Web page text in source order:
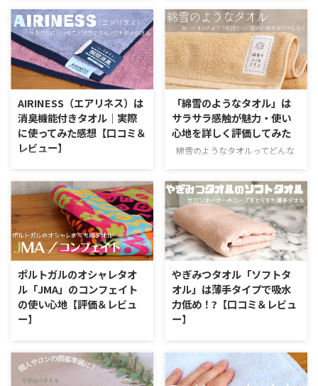
のタオルの特徴 ※タオル特徴ア
イコンの説明をご覧になる方はコ
チラ OLSIAの無染色・オーガニッ
クタオルについて タオルブラン
ドとして人気上昇中のOLSIA。オ
ーガニックコットンのタオルを中
心として取り扱うブランドで、さ
わり心地なめらかなものが多いの
が特徴です。 そんな人気タオル
ブランドから、待望の「オーガニ
ックコットン」と「生成り」とい
わうことができるタオルが販売さ
れています。 これまでオーガニ
ックのタ ...
ヒポポタマスってどんなタオル？
このタオルの特徴 ※タオル特徴
アイコンの説明をご覧になる方は
コチラ ヒポポタマスはついに15
周年を迎えました 今や人気のあ
るタオルブランド「ヒポポタマ
オレンジ色のカバのブランドロゴ
を見たことがあるのではないでし
ょうか。hippopotamus（ヒポポ
タマス）というブランド名は、英
タオルが特徴的です。 このタオ
ルブランド、2007年に東京でス
タートしたのですが今年2023年
は15周年目となります。 オーガ
ニックコット ...
AIRINESS（エアリネス）は
消臭機能付きタオル｜実際
に使ってみた感想【口コミ＆
レビュー】
なタオル？ このタオルの特徴 ※
タオル特徴アイコンの説明をご覧
になる方はコチラ AIRINESSと
は？ AIRINESS（エアリネス）と
いうタオルは、コットン100％で
ありながら消臭機能をもった糸を
使って織られたものです。 この糸
によって汗のにおいを瞬間的に消
臭できるということで、スポーツ
やアウトドアで活躍するタオルに
なります。 消臭効果は半永久的
いタオル。今回初めて入手したの
で、タオルとしての使い心地をみ
ていきましょう。 ...
「綿雪のようなタオル」は
サラサラ感触が魅力・使い
心地を詳しく評価してみた
綿雪のようなタオルってどんな
オル特徴アイコンの説明をご覧に
なる方はコチラ 綿雪のようなタ
オルとは？ 綿雪のようなタオル
は、さわり心地なめらかな無撚糸
タオル。毛羽落ちを表す数値であ
る毛羽脱落率が0.04％と通常の無
撚糸タオルの0.2％。従来の無撚
糸タオルと比較して5分の1に抑
えられた、耐久性を上げられたタ
オルになります。 明るく穏やか
な色合いに優しいさわり心地、可
は綿雪のようなタオルを見ていき
ましょう。 綿雪のようなタ ...
ポルトガルのオシャレタオ
ル「JMA」のコンフェイト
の使い心地【評価＆レビュ
ー】
タオルの特徴 ※タオル特徴アイ
コンの説明をご覧になる方はコチ
ラ タオルメーカー「JMA」につ
やぎみつタオル「ソフトタ
オル」は薄手タイプで吸水
力低め！?【口コミ＆レビュ
ー】
ってどんなタオル？ このタオル
の特徴 ※タオル特徴アイコンの
説明をご覧になる方はコチラ や